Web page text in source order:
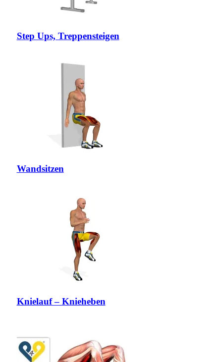
Step Ups, Treppensteigen
Wandsitzen
Knielauf – Knieheben